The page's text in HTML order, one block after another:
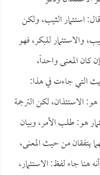
استئمار الثيب، ولكن
والاستئمار للبكر، فهو
كان المعنى واحداً،
التي جاءت في هذا:
هو: الاستئذان، لكن الترجمة
هو: طلب الأمر، وبيان
يتفقان من حيث المعنى،
هنا جاء لفظ: الاستئمار،